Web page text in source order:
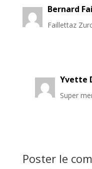
Bernard
Faillettaz
Yvette
Super
Poster le